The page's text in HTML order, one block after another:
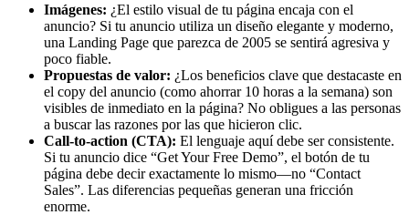
Imágenes: ¿El estilo visual de tu página encaja con el
anuncio? Si tu anuncio utiliza un diseño elegante y moderno,
una Landing Page que parezca de 2005 se sentirá agresiva y
poco fiable.
Propuestas de valor: ¿Los beneficios clave que destacaste en
el copy del anuncio (como ahorrar 10 horas a la semana) son
visibles de inmediato en la página? No obligues a las personas
a buscar las razones por las que hicieron clic.
Call-to-action (CTA): El lenguaje aquí debe ser consistente.
Si tu anuncio dice “Get Your Free Demo”, el botón de tu
página debe decir exactamente lo mismo—no “Contact
Sales”. Las diferencias pequeñas generan una fricción
enorme.